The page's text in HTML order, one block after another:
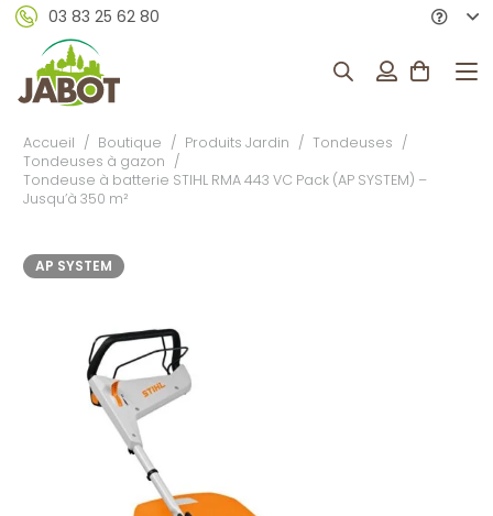
03 83 25 62 80
Accueil / Boutique / Produits Jardin / Tondeuses /
Tondeuses à gazon /
Tondeuse à batterie STIHL RMA 443 VC Pack (AP SYSTEM) –
Jusqu’à 350 m²
AP SYSTEM